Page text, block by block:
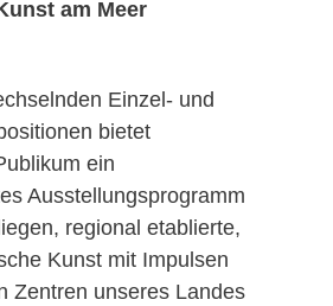
am Meer
Einzel- und
bietet
ein
Ausstellungsprogramm
regional etablierte,
Kunst mit Impulsen
Zentren unseres Landes